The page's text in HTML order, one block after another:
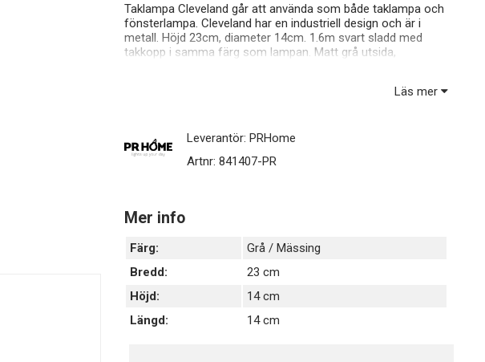
Taklampa Cleveland går att använda som både taklampa och
fönsterlampa. Cleveland har en industriell design och är i
metall. Höjd 23cm, diameter 14cm. 1.6m svart sladd med
takkopp i samma färg som lampan. Matt grå utsida,
Läs mer
Leverantör:PRHome
Artnr:841407-PR
Mer info
Färg:
Grå / Mässing
Bredd:
23 cm
Höjd:
14 cm
Längd:
14 cm